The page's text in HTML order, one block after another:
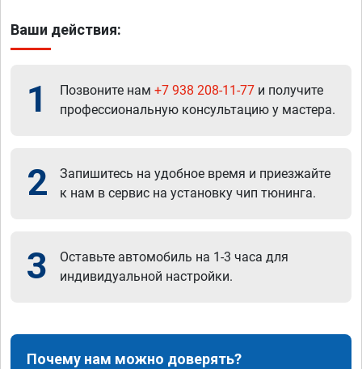
Ваши действия:
1 Позвоните нам +7 938 208-11-77 и получите
профессиональную консультацию у мастера.
2
Запишитесь на удобное время и приезжайте
к нам в сервис на установку чип тюнинга.
3
Оставьте автомобиль на 1-3 часа для
индивидуальной настройки.
Почему нам можно доверять?